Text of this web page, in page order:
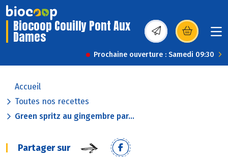
Biocoop Couilly Pont Aux
Dames (s’ouvre dans une
Prochaine ouverture : Samedi 09:30
Accueil
Toutes nos recettes
Green spritz au gingembre par...
Partager sur